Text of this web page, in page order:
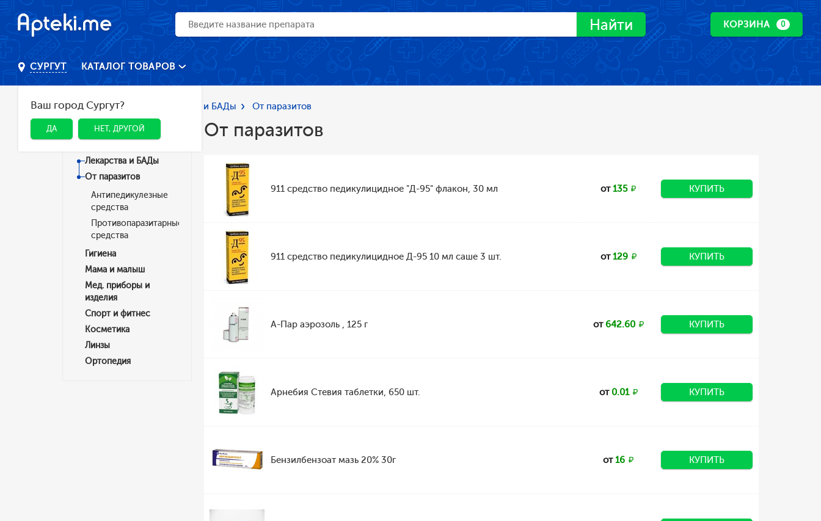
Найти КОРЗИНА 0
СУРГУТ
Ваш город Сургут?
ДА НЕТ, ДРУГОЙ
КАТАЛОГ ТОВАРОВ
Главная Каталог Лекарства и БАДы От паразитов
Категории
Лекарства и БАДы
От паразитов
Антипедикулезные
средства
Противопаразитарные
средства
Гигиена
Мама и малыш
Мед. приборы и
изделия
Спорт и фитнес
Косметика
Линзы
Ортопедия
От паразитов
911 средство педикулицидное "Д-95" флакон, 30 мл от135 КУПИТЬ
911 средство педикулицидное Д-95 10 мл саше 3 шт. от129 КУПИТЬ
А-Пар аэрозоль , 125 г от642.60 КУПИТЬ
Арнебия Стевия таблетки, 650 шт. от 0.01 КУПИТЬ
Бензилбензоат мазь 20% 30г от16 КУПИТЬ